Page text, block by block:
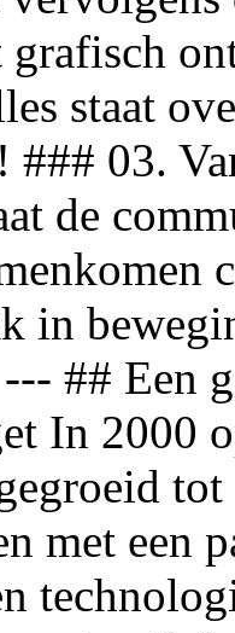
staat
### 03.
de
in
## Een
In 2000
met een